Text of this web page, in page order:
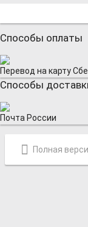
Способы оплаты
Перевод на карту
Способы
Почта России
Полная